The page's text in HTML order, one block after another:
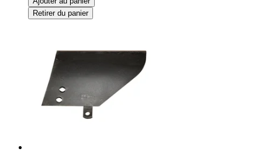
Retirer du panier